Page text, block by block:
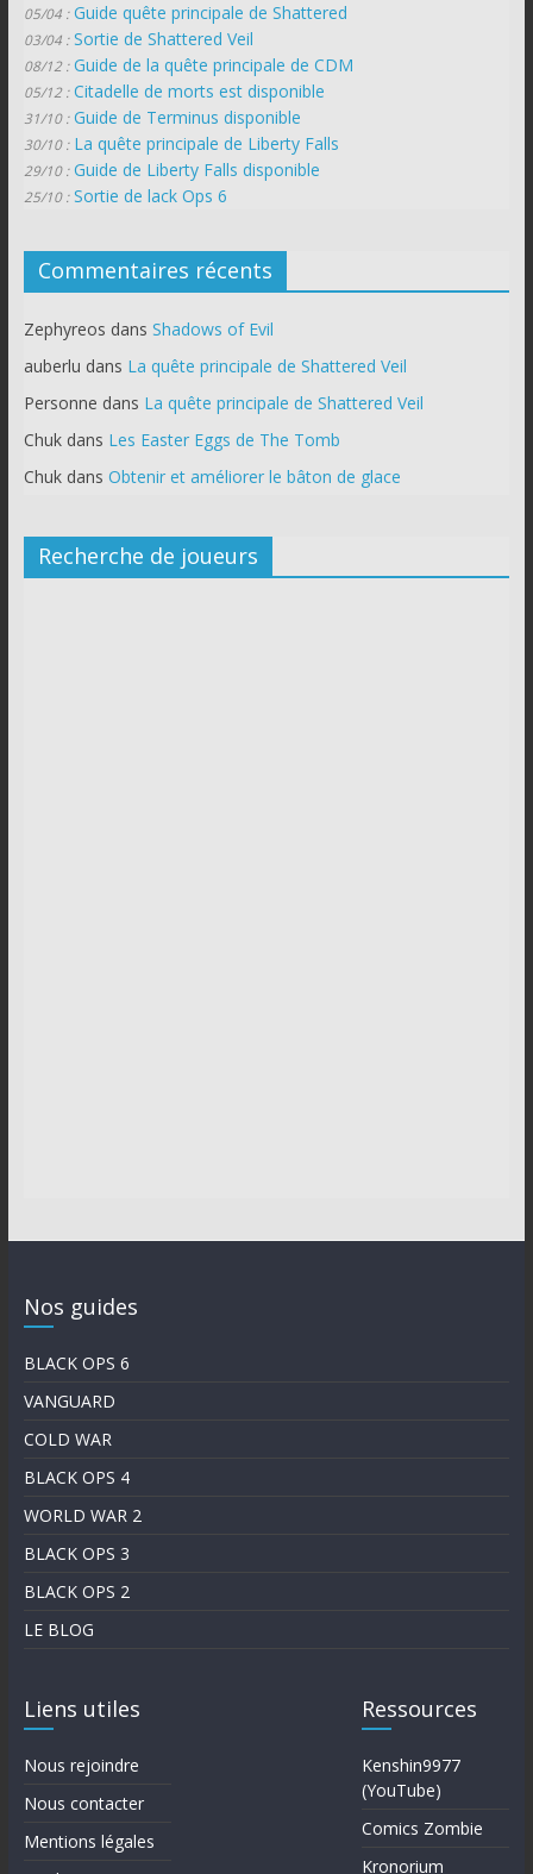
05/04 : Guide quête principale de Shattered
03/04 : Sortie de Shattered Veil
08/12 : Guide de la quête principale de CDM
05/12 : Citadelle de morts est disponible
31/10 : Guide de Terminus disponible
30/10 : La quête principale de Liberty Falls
29/10 : Guide de Liberty Falls disponible
25/10 : Sortie de lack Ops 6
Commentaires récents
Zephyreos dans Shadows of Evil
auberlu dans La quête principale de Shattered Veil
Personne dans La quête principale de Shattered Veil
Chukdans Les Easter Eggs de The Tomb
Chukdans Obtenir et améliorer le bâton de glace
Recherche de joueurs
Nos guides
BLACK OPS 6
VANGUARD
COLD WAR
BLACK OPS 4
WORLD WAR 2
BLACK OPS 3
BLACK OPS 2
LE BLOG
Liens utiles
Nous rejoindre
Nous contacter
Mentions légales
Ressources
Kenshin9977
(YouTube)
Comics Zombie
Kronorium